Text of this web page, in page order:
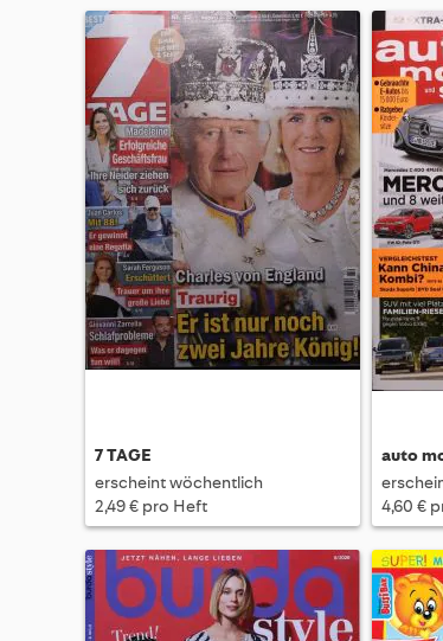
7 TAGE
erscheint wöchentlich
2,49 € pro Heft
auto
4,60 €